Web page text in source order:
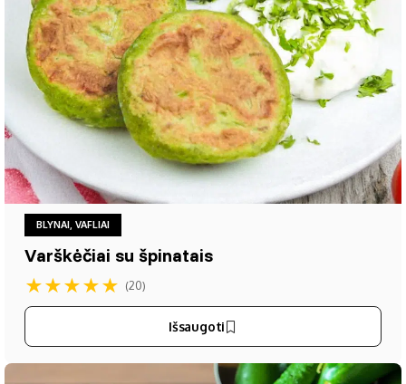
BLYNAI, VAFLIAI
Varškėčiai su špinatais
★★★★★ (20)
Išsaugoti